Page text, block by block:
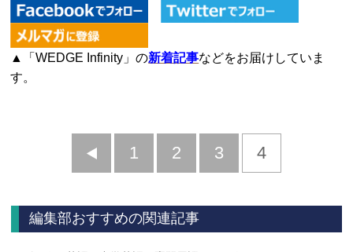
▲「WEDGE Infinity」の新着記事などをお届けしていま
す。
前
1 2 3 4
編集部おすすめの関連記事